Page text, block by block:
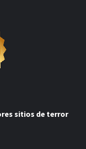
sitios de terror